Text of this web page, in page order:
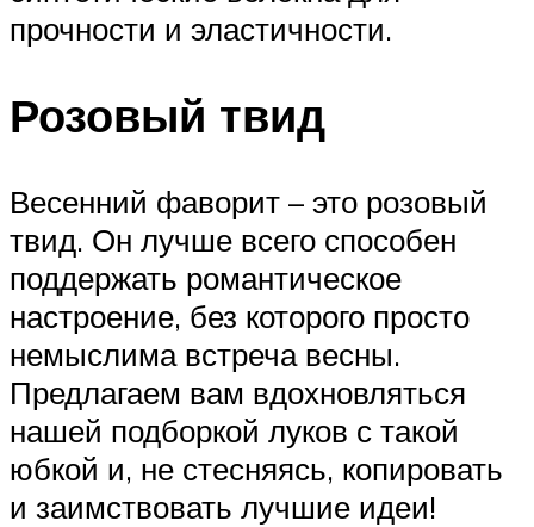
прочности и эластичности.
Розовый твид
Весенний фаворит – это розовый
твид. Он лучше всего способен
поддержать романтическое
настроение, без которого просто
немыслима встреча весны.
Предлагаем вам вдохновляться
нашей подборкой луков с такой
юбкой и, не стесняясь, копировать
и заимствовать лучшие идеи!